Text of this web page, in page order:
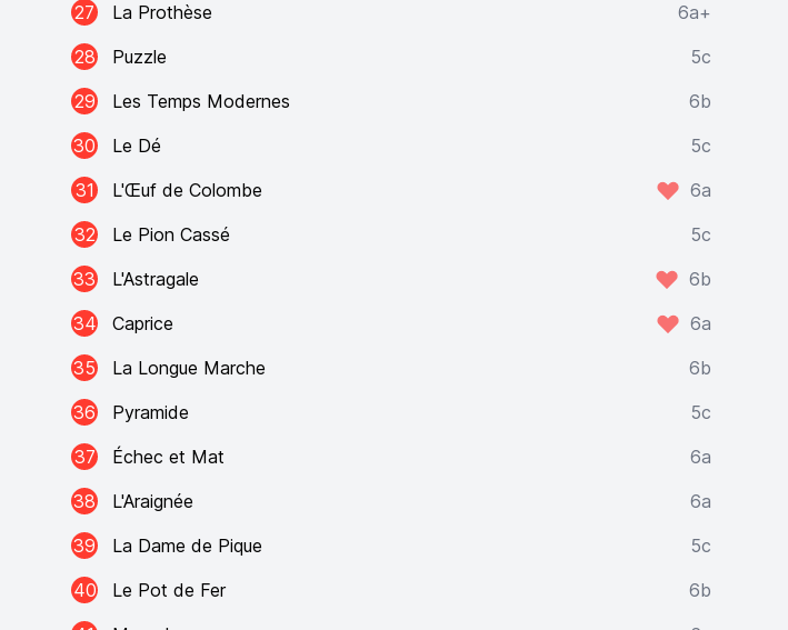
27
La Prothèse
6a+
28
Puzzle
5c
29
Les Temps Modernes
6b
30
Le Dé
5c
31
L'Œuf de Colombe
6a
32
Le Pion Cassé
5c
33
L'Astragale
6b
34
Caprice
6a
35
La Longue Marche
6b
36
Pyramide
5c
37
Échec et Mat
6a
38
L'Araignée
6a
39
La Dame de Pique
5c
40
Le Pot de Fer
6b